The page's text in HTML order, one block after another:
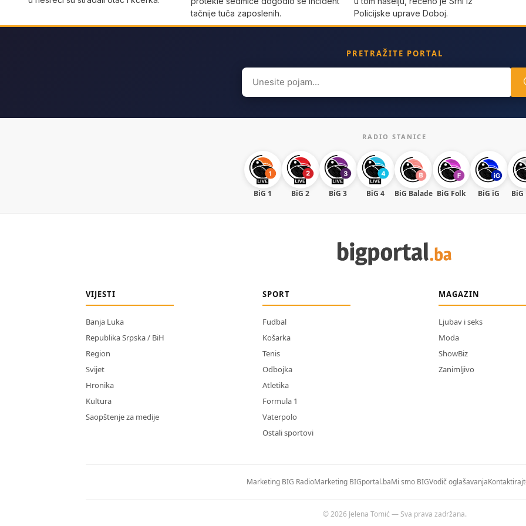
tačnije tuča zaposlenih.
Policijske uprave Doboj.
PRETRAŽITE PORTAL
Search
for:
RADIO STANICE
BiG 1 BiG 2 BiG 3 BiG 4 BiG Balade BiG Folk BiG iG BiG
VIJESTI
Banja Luka
Republika Srpska / BiH
Region
Svijet
Hronika
Kultura
Saopštenje za medije
SPORT
Fudbal
Košarka
Tenis
Odbojka
Atletika
Formula 1
Vaterpolo
Ostali sportovi
MAGAZIN
Ljubav i seks
Moda
ShowBiz
Zanimljivo
Marketing BIG RadioMarketing BIGportal.baMi smo BIGVodič oglašavanja
© 2026 Jelena Tomić — Sva prava zadržana.